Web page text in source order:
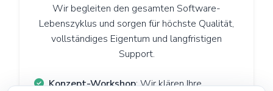
Wir begleiten den gesamten Software-
Lebenszyklus und sorgen für höchste Qualität,
vollständiges Eigentum und langfristigen
Support.
Konzept-Workshop: Wir klären Ihre